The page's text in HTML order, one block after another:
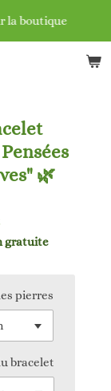
la boutique
🌿
gratuite
pierres
bracelet